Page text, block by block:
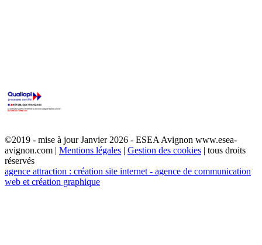
©2019 - mise à jour Janvier 2026 - ESEA Avignon www.esea-
avignon.com | Mentions légales | Gestion des cookies | tous droits
réservés
agence attraction : création site internet - agence de communication
web et création graphique